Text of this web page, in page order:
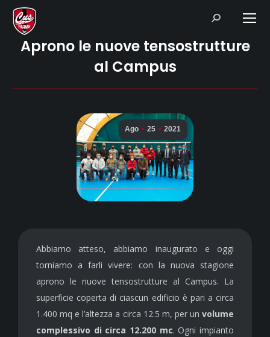
Search:
Aprono le nuove tensostrutture
al Campus
Ago 25 2021
Abbiamo atteso, abbiamo inaugurato e oggi
torniamo a farli vivere: con la nuova stagione
aprono le nuove tensostrutture al Campus. La
superficie coperta di ciascun edificio è pari a circa
1.400 mq e l’altezza a circa 12.5 m, per un volume
complessivo di circa 12.200 mc. Ogni impianto